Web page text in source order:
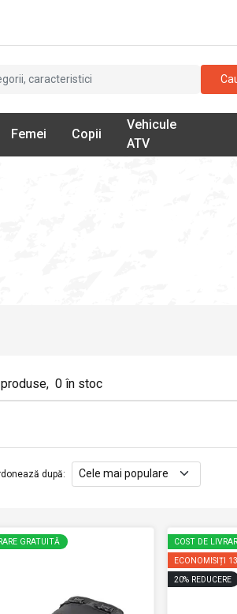
Femei Copii
Vehicule
ATV
produse, 0 în stoc
după:
GRATUITĂ
COST DE
ECONOMISIȚI
20% REDUCERE